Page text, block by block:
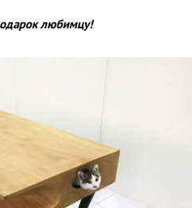
любимцу!